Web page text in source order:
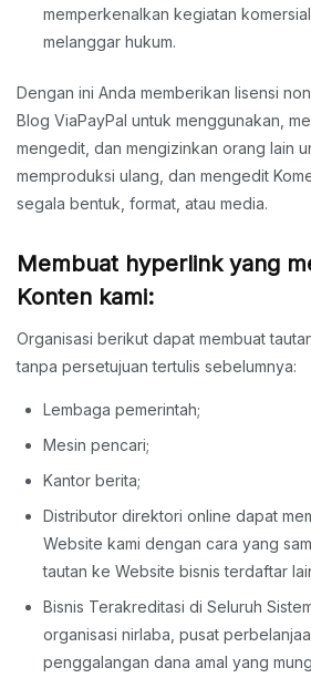
memperkenalkan kegiatan
melanggar hukum.
Dengan ini Anda memberikan lisensi
Blog ViaPayPal untuk menggunakan,
mengedit, dan mengizinkan orang lain
memproduksi ulang, dan mengedit
segala bentuk, format, atau media.
Membuat hyperlink yang
Konten kami:
Organisasi berikut dapat membuat
tanpa persetujuan tertulis sebelumnya:
Lembaga pemerintah;
Mesin pencari;
Kantor berita;
Distributor direktori online dapat
Website kami dengan cara yang
tautan ke Website bisnis terdaftar
Bisnis Terakreditasi di Seluruh
organisasi nirlaba, pusat
penggalangan dana amal yang